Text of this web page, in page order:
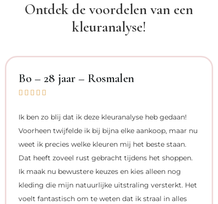
Ontdek de voordelen van een
kleuranalyse!
Bo – 28 jaar – Rosmalen
    
Ik ben zo blij dat ik deze kleuranalyse heb gedaan!
Voorheen twijfelde ik bij bijna elke aankoop, maar nu
weet ik precies welke kleuren mij het beste staan.
Dat heeft zoveel rust gebracht tijdens het shoppen.
Ik maak nu bewustere keuzes en kies alleen nog
kleding die mijn natuurlijke uitstraling versterkt. Het
voelt fantastisch om te weten dat ik straal in alles